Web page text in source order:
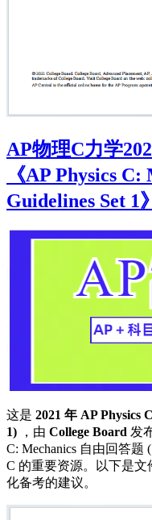
AP物理C力学
《AP Physics
Guidelines Set 1》
这是 2021 年 AP Physics
1) ，由 College Board 发
C: Mechanics 自由回答题
C 的重要资源。以下是
化备考的建议。